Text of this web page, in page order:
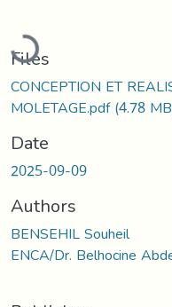
Loading...
Files
CONCEPTION ET
MOLETAGE.pdf(4.78
Date
2025-09-09
Authors
BENSEHIL Souheil
ENCA/Dr. Belhocine